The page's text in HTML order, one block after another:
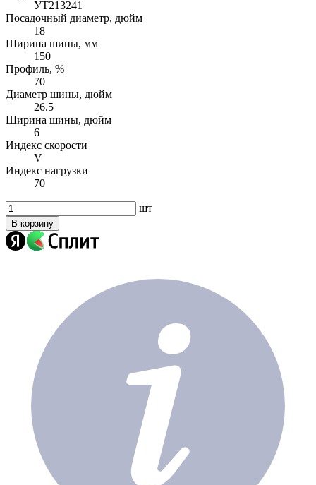
УТ213241
Посадочный диаметр, дюйм
18
Ширина шины, мм
150
Профиль, %
70
Диаметр шины, дюйм
26.5
Ширина шины, дюйм
6
Индекс скорости
V
Индекс нагрузки
70
шт
В корзину